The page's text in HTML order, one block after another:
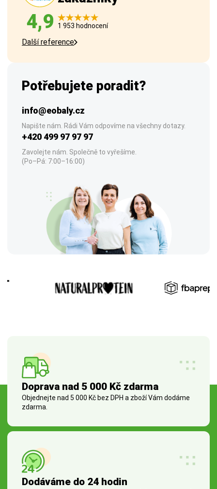
4,9 1 953 hodnocení
Další reference
Potřebujete poradit?
info@eobaly.cz
Napište nám. Rádi Vám odpovíme na všechny dotazy.
+420 499 97 97 97
Zavolejte nám. Společně to vyřešíme.
(Po–Pá: 7:00–16:00)
Doprava nad 5 000 Kč zdarma
Objednejte nad 5 000 Kč bez DPH a zboží Vám dodáme
zdarma.
Dodáváme do 24 hodin